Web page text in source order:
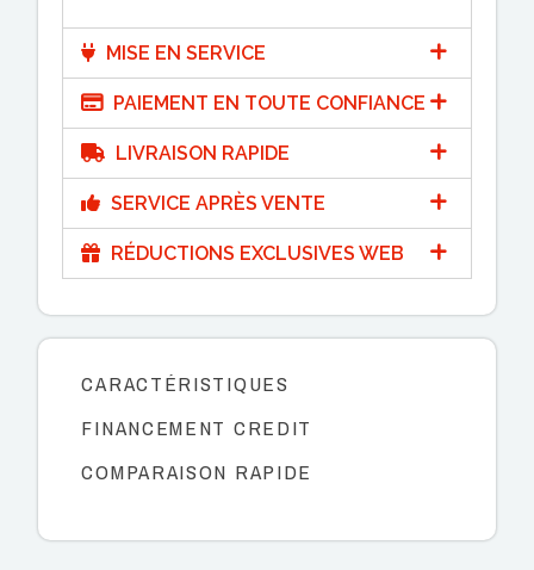
MISE EN SERVICE
PAIEMENT EN TOUTE CONFIANCE
LIVRAISON RAPIDE
SERVICE APRÈS VENTE
RÉDUCTIONS EXCLUSIVES WEB
CARACTÉRISTIQUES
FINANCEMENT CREDIT
COMPARAISON RAPIDE